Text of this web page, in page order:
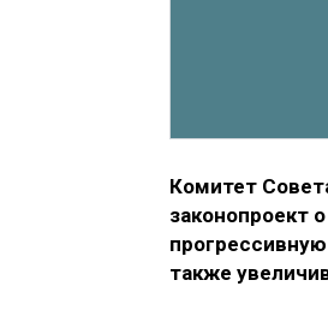
Комитет
законопроект
также